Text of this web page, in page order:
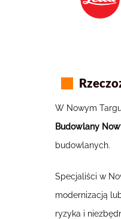
W Nowym
Budowlany
budowlanych.
Specjaliści w
modernizacją
ryzyka i